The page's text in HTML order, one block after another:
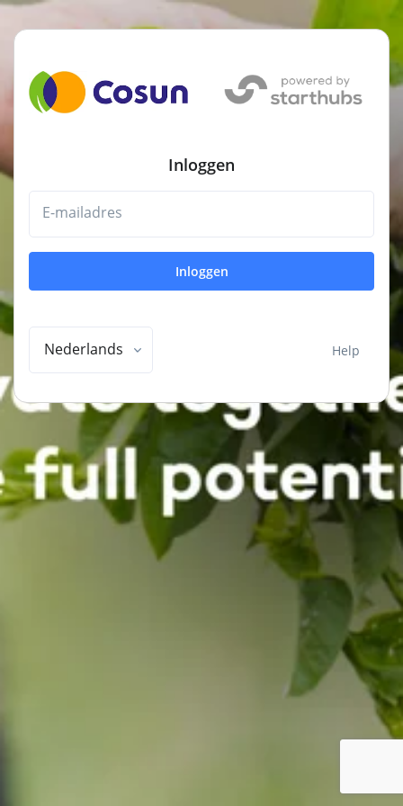
Inloggen
E-mailadres
Inloggen
Nederlands Help